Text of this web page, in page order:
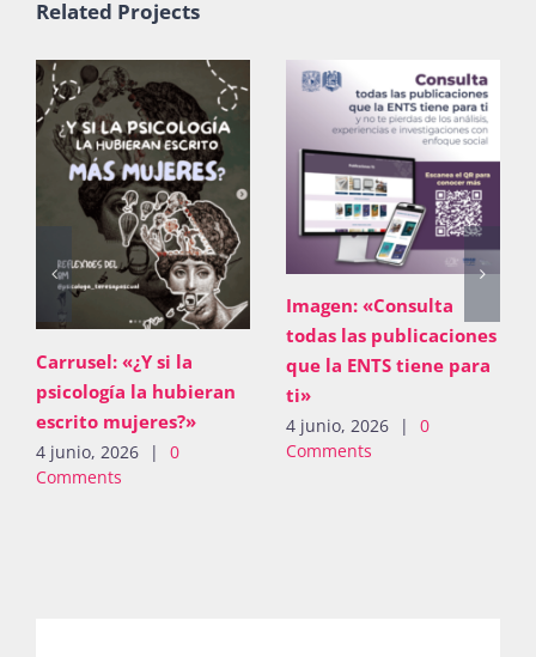
Related Projects
Carrusel: «¿Y si la
psicología la hubieran
escrito mujeres?»
4 junio, 2026 |
0
Comments
Imagen: «Consulta
todas las publicaciones
que la ENTS tiene para
ti»
4 junio, 2026 |
0
Comments